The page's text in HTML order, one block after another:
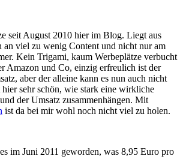
seit August 2010 hier im Blog. Liegt aus
an viel zu wenig Content und nicht nur am
Kein Trigami, kaum Werbeplätze verbucht
Amazon und Co, einzig erfreulich ist der
aber der alleine kann es nun auch nicht
hier sehr schön, wie stark eine wirkliche
der Umsatz zusammenhängen. Mit
ist da bei mir wohl noch nicht viel zu holen.
im Juni 2011 geworden, was 8,95 Euro pro